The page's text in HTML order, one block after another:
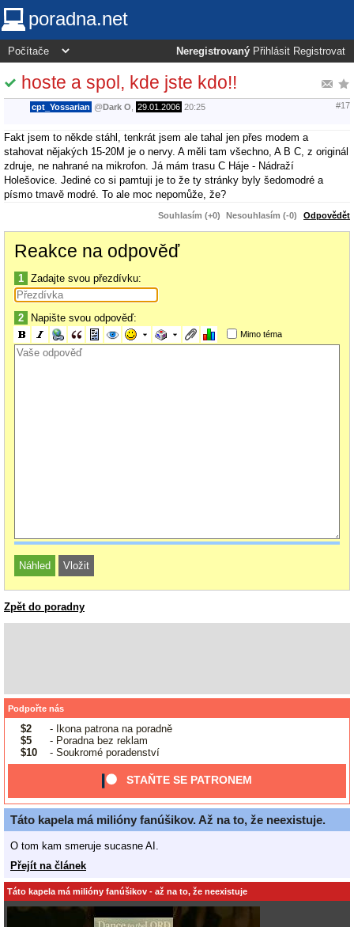
poradna.net
Neregistrovaný Přihlásit Registrovat
hoste a spol, kde jste kdo!!
cpt_Yossarian @Dark O 29.01.2006 20:25 #17
Fakt jsem to někde stáhl, tenkrát jsem ale tahal jen přes modem a
stahovat nějakých 15-20M je o nervy. A měli tam všechno, A B C, z originál
zdruje, ne nahrané na mikrofon. Já mám trasu C Háje - Nádraží
Holešovice. Jediné co si pamtuji je to že ty stránky byly šedomodré a
písmo tmavě modré. To ale moc nepomůže, že?
Souhlasím (+0) Nesouhlasím (-0) Odpovědět
Reakce na odpověď
1 Zadajte svou přezdívku:
2 Napište svou odpověď:
Mimo téma
Zpět do poradny
Podpořte nás
$2
- Ikona patrona na poradně
$5
- Poradna bez reklam
$10
- Soukromé poradenství
STAŇTE SE PATRONEM
Táto kapela má milióny fanúšikov. Až na to, že neexistuje.
O tom kam smeruje sucasne AI.
Přejít na článek
Táto kapela má milióny fanúšikov - až na to, že neexistuje